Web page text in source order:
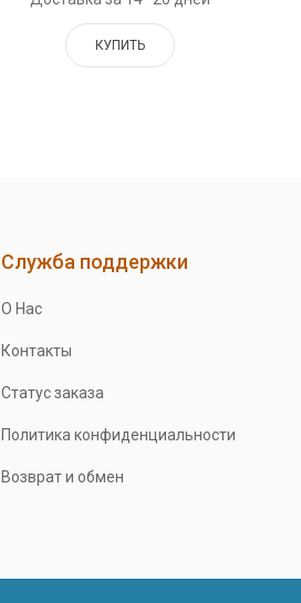
КУПИТЬ
Служба поддержки
О Нас
Контакты
Статус заказа
Политика конфиденциальности
Возврат и обмен